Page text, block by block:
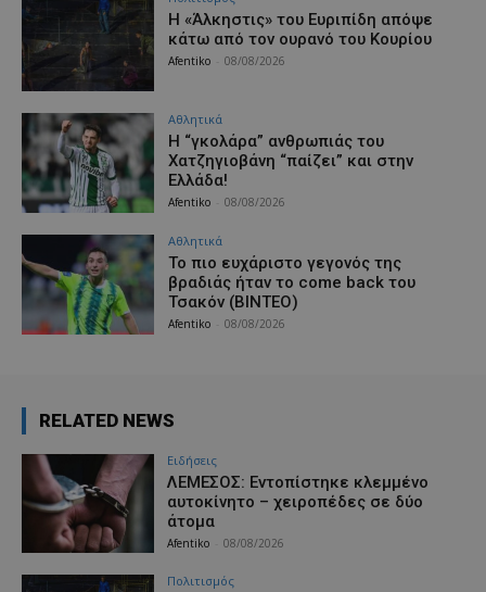
Η «Άλκηστις» του Ευριπίδη απόψε
κάτω από τον ουρανό του Κουρίου
Afentiko 08/08/2026
Αθλητικά
Η “γκολάρα” ανθρωπιάς του
Χατζηγιοβάνη “παίζει” και στην
Ελλάδα!
Afentiko 08/08/2026
Αθλητικά
Το πιο ευχάριστο γεγονός της
βραδιάς ήταν το come back του
Τσακόν (ΒΙΝΤΕΟ)
Afentiko 08/08/2026
RELATED NEWS
Ειδήσεις
ΛΕΜΕΣΟΣ: Εντοπίστηκε κλεμμένο
αυτοκίνητο – χειροπέδες σε δύο
άτομα
Afentiko 08/08/2026
Πολιτισμός